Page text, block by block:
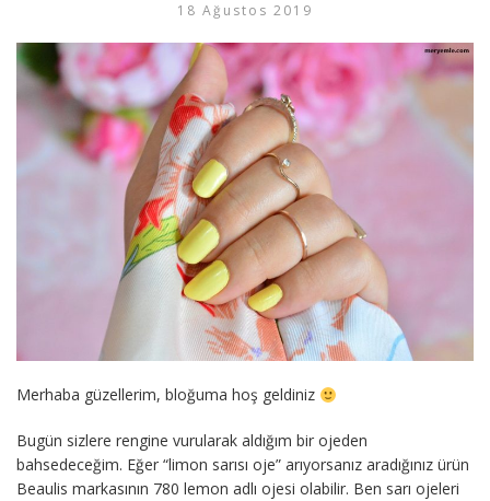
18 Ağustos 2019
Merhaba güzellerim, bloğuma hoş geldiniz
Bugün sizlere rengine vurularak aldığım bir ojeden
bahsedeceğim. Eğer “limon sarısı oje” arıyorsanız aradığınız ürün
Beaulis markasının 780 lemon adlı ojesi olabilir. Ben sarı ojeleri